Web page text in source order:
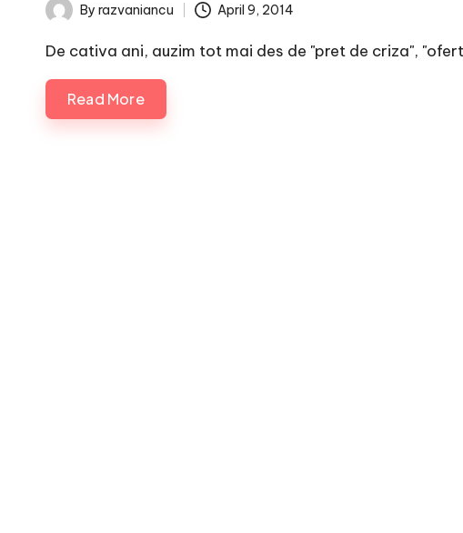
PostedBy razvaniancu April 9, 2014
De cativa ani, auzim tot mai des de "pret de criza",
Read More